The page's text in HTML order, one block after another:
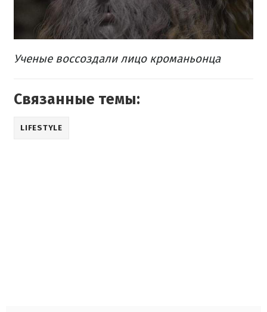
Ученые воссоздали лицо кроманьонца
Связанные темы:
LIFESTYLE